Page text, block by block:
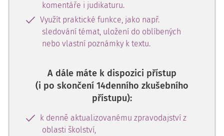
komentáře i judikaturu.
Využít praktické funkce, jako např.
sledování témat, uložení do oblíbených
nebo vlastní poznámky k textu.
A dále máte k dispozici přístup
(i po skončení 14denního zkušebního
přístupu):
k denně aktualizovanému zpravodajství z
oblasti školství,